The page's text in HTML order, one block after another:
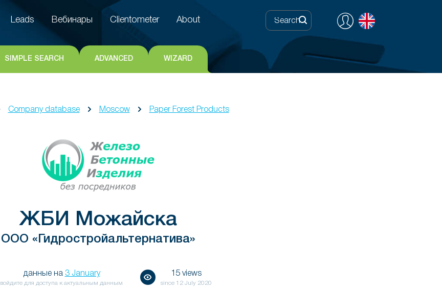
Clientometer
Leads Вебинары Clientometer About
SIMPLE SEARCH ADVANCED WIZARD
Company database Moscow Paper Forest Products
ЖБИ Можайска
ООО «Гидростройальтернатива»
данные на 3 January
войдите для доступа к актуальным данным
15 views
since 12 July 2020